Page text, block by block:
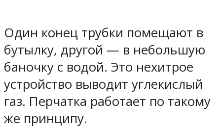
Один конец трубки помещают в
бутылку, другой — в небольшую
баночку с водой. Это нехитрое
устройство выводит углекислый
газ. Перчатка работает по такому
же принципу.